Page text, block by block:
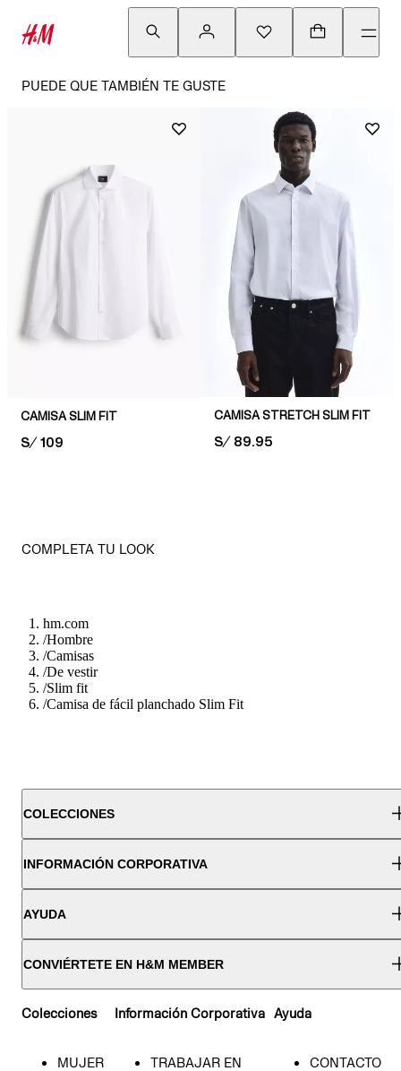
PUEDE QUE TAMBIÉN TE GUSTE
CAMISA SLIM FIT
PRICE:
S/ 109
CAMISA STRETCH SLIM FIT
PRICE:
S/ 89.95
COMPLETA TU LOOK
hm.com
/Hombre
/Camisas
/De vestir
/Slim fit
/Camisa de fácil planchado Slim Fit
COLECCIONES
INFORMACIÓN CORPORATIVA
AYUDA
CONVIÉRTETE EN H&M MEMBER
Colecciones
MUJER
Información Corporativa
TRABAJAR EN
Ayuda
CONTACTO